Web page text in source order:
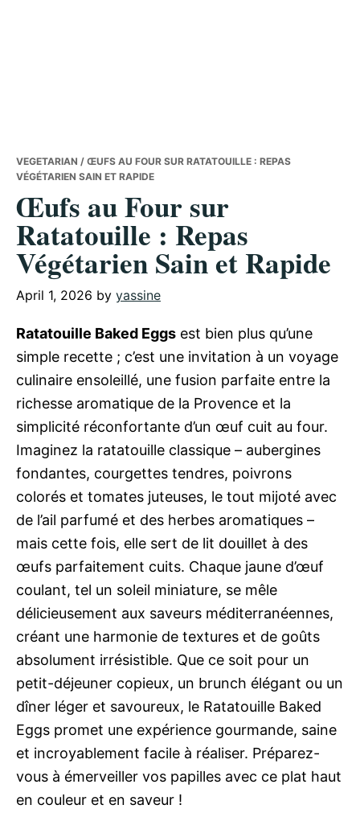
VEGETARIAN / ŒUFS AU FOUR SUR RATATOUILLE : REPAS
VÉGÉTARIEN SAIN ET RAPIDE
Œufs au Four sur
Ratatouille : Repas
Végétarien Sain et Rapide
April 1, 2026 by yassine
Ratatouille Baked Eggs est bien plus qu’une
simple recette ; c’est une invitation à un voyage
culinaire ensoleillé, une fusion parfaite entre la
richesse aromatique de la Provence et la
simplicité réconfortante d’un œuf cuit au four.
Imaginez la ratatouille classique – aubergines
fondantes, courgettes tendres, poivrons
colorés et tomates juteuses, le tout mijoté avec
de l’ail parfumé et des herbes aromatiques –
mais cette fois, elle sert de lit douillet à des
œufs parfaitement cuits. Chaque jaune d’œuf
coulant, tel un soleil miniature, se mêle
délicieusement aux saveurs méditerranéennes,
créant une harmonie de textures et de goûts
absolument irrésistible. Que ce soit pour un
petit-déjeuner copieux, un brunch élégant ou un
dîner léger et savoureux, le Ratatouille Baked
Eggs promet une expérience gourmande, saine
et incroyablement facile à réaliser. Préparez-
vous à émerveiller vos papilles avec ce plat haut
en couleur et en saveur !